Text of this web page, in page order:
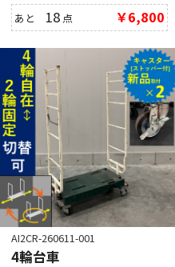
あと 18 点 ￥6,800
AI2CR-260611-001
4輪台車